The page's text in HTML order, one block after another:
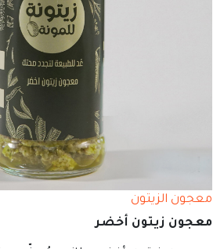
معجون الزيتون
معجون زيتون أخضر